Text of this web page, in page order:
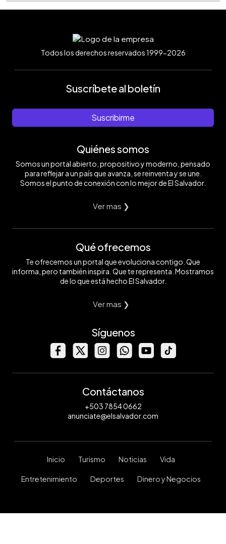
Todos los derechos reservados 1999-2026
Suscríbete al boletín
Suscribirme
Quiénes somos
Somos un portal abierto, propositivo y moderno, pensado
para reflejar a un país que avanza, se reinventa y se une.
Somos el punto de conexión con lo mejor de El Salvador.
Ver mas ❯
Qué ofrecemos
Te ofrecemos un portal que evoluciona contigo. Que
informa, pero también inspira. Que te representa. Mostramos
de lo que está hecho El Salvador.
Ver mas ❯
Síguenos
Contáctanos
+503 7854 0662
anunciate@elsalvador.com
Inicio Turismo Noticias Vida
Entretenimiento Deportes Dinero y Negocios